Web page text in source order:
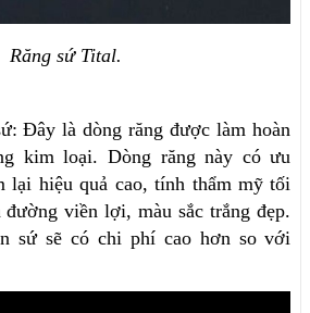
Răng sứ Tital.
Đây là dòng răng được làm hoàn
kim loại. Dòng răng này có ưu
lại hiệu quả cao, tính thẩm mỹ tối
viền lợi, màu sắc trắng đẹp.
sứ sẽ có chi phí cao hơn so với